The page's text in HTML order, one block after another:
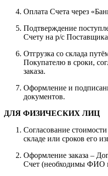
Оплата Счета через
Подтверждение
Счету на р/с
Отгрузка со склада
Покупателю в сроки,
заказа.
Оформление и
документов.
ДЛЯ ФИЗИЧЕСКИХ ЛИЦ
Согласование
складе или сроков его
Оформление заказа –
Счет (необходимы ФИО